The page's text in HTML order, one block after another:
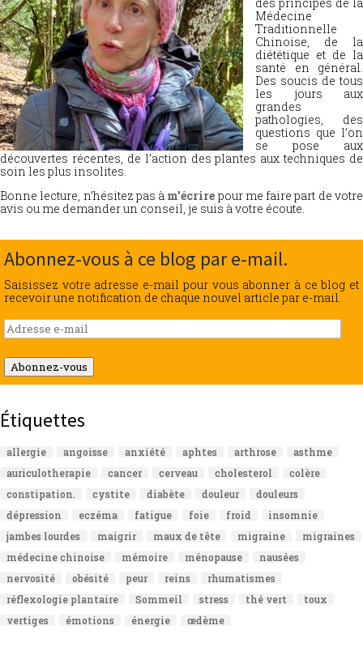
Médecine
Traditionnelle
Chinoise, de la
diététique et de la
santé en général.
Des soucis de tous
les jours aux
grandes
pathologies, des
questions que l’on
se pose aux
découvertes récentes, de l’action des plantes aux techniques de
soin les plus insolites.
Bonne lecture, n’hésitez pas à m’écrire pour me faire part de votre
avis ou me demander un conseil, je suis à votre écoute.
Abonnez-vous à ce blog par e-mail.
Saisissez votre adresse e-mail pour vous abonner à ce blog et
recevoir une notification de chaque nouvel article par e-mail.
Adresse
e-
mail
Abonnez-vous
Étiquettes
allergie angoisse anxiété aphtes arthrose
asthme
auriculotherapie
cancer cerveau cholesterol
colère
constipation.
cystite diabète douleur
douleurs
dépression
eczéma fatigue foie froid
insomnie
jambes lourdes
maigrir maux de tête migraine
migraines
médecine chinoise
mémoire ménopause
nausées
nervosité
obésité peur reins
rhumatismes
réflexologie plantaire
Sommeil stress thé vert
toux
vertiges
émotions énergie œdème